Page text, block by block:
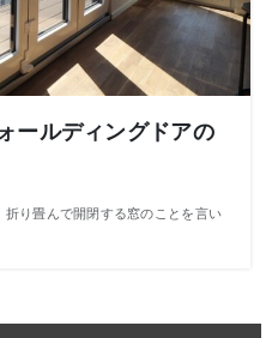
ールディングドアの
り畳んで開閉する窓のことを言い